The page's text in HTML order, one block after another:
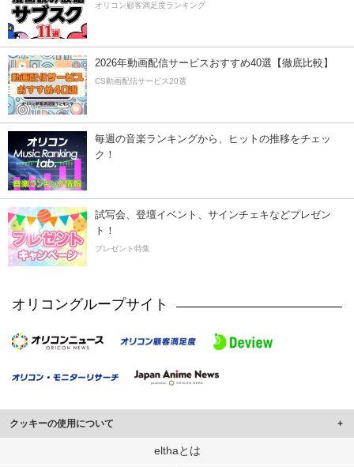
オリコン顧客満足度ランキング
2026年動画配信サービスおすすめ40選【徹底比較】
CS動画配信サービス20選
毎週の音楽ランキングから、ヒットの推移をチェッ
ク！
試写会、登壇イベント、サインチェキなどプレゼン
ト！
プレゼント特集
オリコングループサイト
クッキーの使用について
このサイトでは Cookie を使用して、ユーザーに合わせたコンテンツや広告の
elthaとは